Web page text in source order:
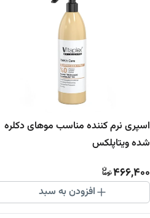
اسپری نرم کننده مناسب موهای دکلره
شده ویتاپلکس
466,400
افزودن به سبد